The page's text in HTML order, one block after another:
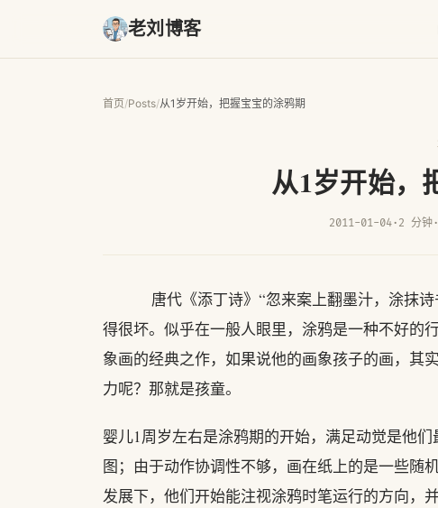
老刘博客
首页/Posts/从1岁开始，把握宝宝的涂鸦期
从1岁开始，
2011-01-04· 2 分钟·
唐代《添丁诗》“忽来案上翻墨汁，涂抹诗
得很坏。似乎在一般人眼里，涂鸦是一种不好的
象画的经典之作，如果说他的画象孩子的画，其
力呢？那就是孩童。
婴儿1周岁左右是涂鸦期的开始，满足动觉是他
图；由于动作协调性不够，画在纸上的是一些随
发展下，他们开始能注视涂鸦时笔运行的方向，